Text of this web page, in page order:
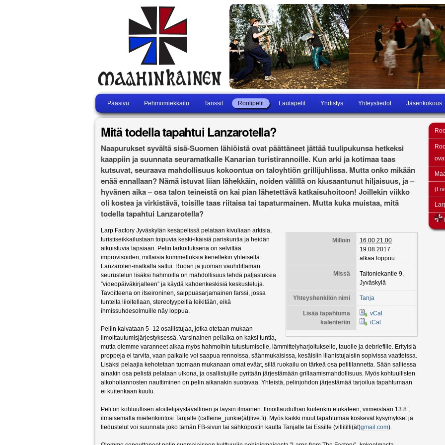
Pääsivu Pehmomiekkailu Tanssit Roolipelit Lautapelit Yhdistys Yhteystiedot Jäsenkokous
Mitä todella tapahtui Lanzarotella?
Naapurukset syvältä sisä-Suomen lähiöistä ovat päättäneet jättää tuulipukunsa hetkeksi
kaappiin ja suunnata seuramatkalle Kanarian turistirannoille. Kun arki ja kotimaa taas
kutsuvat, seuraava mahdollisuus kokoontua on taloyhtiön grillijuhlissa. Mutta onko mikään
enää ennallaan? Nämä istuvat liian lähekkäin, noiden välillä on kiusaantunut hiljaisuus, ja –
hyvänen aika – osa talon teineistä on kai pian lähetettävä katkaisuhoitoon! Joillekin viikko
oli kostea ja virkistävä, toisille taas riitaisa tai tapaturmainen. Mutta kuka muistaa, mitä
todella tapahtui Lanzarotella?
Milloin 16.00 21.00
19.08.2017
alkaa loppuu
Missä
Taitoniekantie 9,
Jyväskylä
Yhteyshenkilön nimi Tanja
Lisää tapahtuma
kalenteriin
vCal
iCal
Larp Factory Jyväskylän kesäpelissä pelataan kivuliaan arkisia,
turistiseikkailustaan toipuvia keski-ikäisiä pariskuntia ja heidän
aikuistuvia lapsiaan. Pelin tarkoituksena on selvittää
improvisoiden, millaisia kommelluksia kenellekin yhteisellä
Lanzaroten-matkalla sattui. Ruoan ja juoman vauhdittaman
seurustelun lisäksi hahmoilla on mahdollisuus tehdä paljastuksia
”videopäiväkirjalleen” ja käydä kahdenkeskisiä keskusteluja.
Tavoitteena on itseironinen, saippuasarjamainen farssi, jossa
tunteita liioitellaan, stereotyypeillä leikitään, eikä
ihmissuhdesolmuille näy loppua.
Peliin kaivataan 5–12 osallistujaa, jotka otetaan mukaan
ilmoittautumisjärjestyksessä. Varsinainen peliaika on kaksi tuntia,
mutta olemme varanneet aikaa myös hahmoihin tutustumiselle, lämmittelyharjoitukselle, tauolle ja debriefille. Erityisiä
proppeja ei tarvita, vaan paikalle voi saapua rennoissa, säänmukaisissa, kesäisiin illanistujaisiin sopivissa vaatteissa.
Lisäksi pelaajia kehotetaan tuomaan mukanaan omat eväät, sillä ruokailu on tärkeä osa pelitilannetta. Sään salliessa
ainakin osa pelistä pelataan ulkona, ja osallistujille pyritään järjestämään grillaamismahdollisuus. Myös kohtuullisten
alkoholiannosten nauttiminen on pelin aikanakin suotavaa. Yhteistä, pelinjohdon järjestämää tarjoilua tapahtumaan
ei kuitenkaan kuulu.
Peli on kohtuullisen aloittelijaystävällinen ja täysin ilmainen. Ilmoittauduthan kuitenkin etukäteen, viimeistään 13.8.,
ilmaisemalla mielenkiintosi Tanjalle (caffeine_junkie(ät)live.fi). Myös kaikki muut tapahtumaa koskevat kysymykset ja
tiedustelut voi suunnata joko tämän FB-sivun tai sähköpostin kautta Tanjalle tai Essille (villitilli(ät)gmail.com).